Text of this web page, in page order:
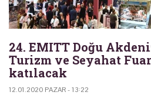
24. EMITT Doğu
Turizm ve Seyahat
katılacak
12.01.2020 PAZAR - 13:22